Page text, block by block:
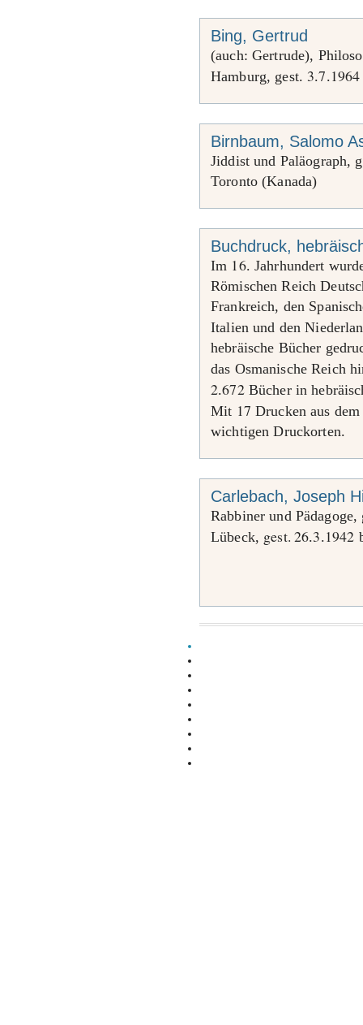
Bing, Gertrud
(auch: Gertrude),
Hamburg, gest. 3.7.1964
Birnbaum, Salomo
Jiddist und Paläograph,
Toronto (Kanada)
Buchdruck,
Im 16. Jahrhundert
Römischen Reich
Frankreich, den
Italien und den
hebräische Bücher
das Osmanische Reich
2.672Bücher in
Mit 17 Drucken aus
wichtigen Druckorten.
Carlebach, Joseph
Rabbiner und
Lübeck, gest. 26.3.1942